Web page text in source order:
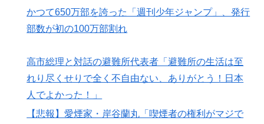
かつて650万部を誇った「週刊少年ジャンプ」、発行
部数が初の100万部割れ
高市総理と対話の避難所代表者「避難所の生活は至
れり尽くせりで全く不自由ない、ありがとう！日本
人でよかった！」
【悲報】愛煙家・岸谷蘭丸「喫煙者の権利がマジで